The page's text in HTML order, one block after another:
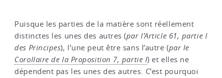
Puisque les parties de la matière sont réellement
distinctes les unes des autres (par l’Article 61, partie I
des Principes), l’une peut être sans l’autre (par le
Corollaire de la Proposition 7, partie I) et elles ne
dépendent pas les unes des autres. C’est pourquoi